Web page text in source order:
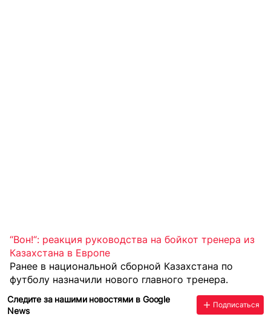
“Вон!“: реакция руководства на бойкот тренера из
Казахстана в Европе
Ранее в национальной сборной Казахстана по
футболу назначили нового главного тренера.
Следите за нашими новостями в Google
News
Подписаться